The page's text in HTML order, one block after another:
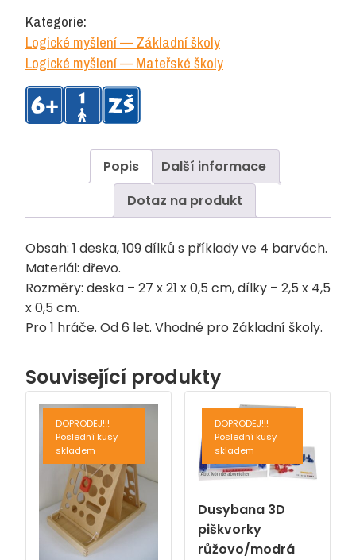
-
20
množství
Kategorie:
Logické myšlení — Základní školy
Logické myšlení — Mateřské školy
Popis
Další informace
Dotaz na produkt
Obsah: 1 deska, 109 dílků s příklady ve 4 barvách.
Materiál: dřevo.
Rozměry: deska – 27 x 21 x 0,5 cm, dílky – 2,5 x 4,5
x 0,5 cm.
Pro 1 hráče. Od 6 let. Vhodné pro Základní školy.
Související produkty
DOPRODEJ!!!
Poslední kusy
skladem
DOPRODEJ!!!
Poslední kusy
skladem
Dusybana 3D
piškvorky
růžovo/modrá